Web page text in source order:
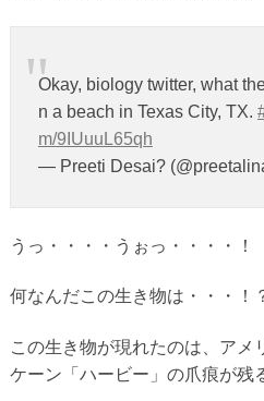
Okay, biology twitter, what
n a beach in Texas City, TX.
m/9IUuuL65qh
— Preeti Desai?
うっ・・・・うぉっ・・・・！
何なんだこの生き物は・・・！
この生き物が現れたのは、アメ
ケーン「ハービー」の爪痕が残